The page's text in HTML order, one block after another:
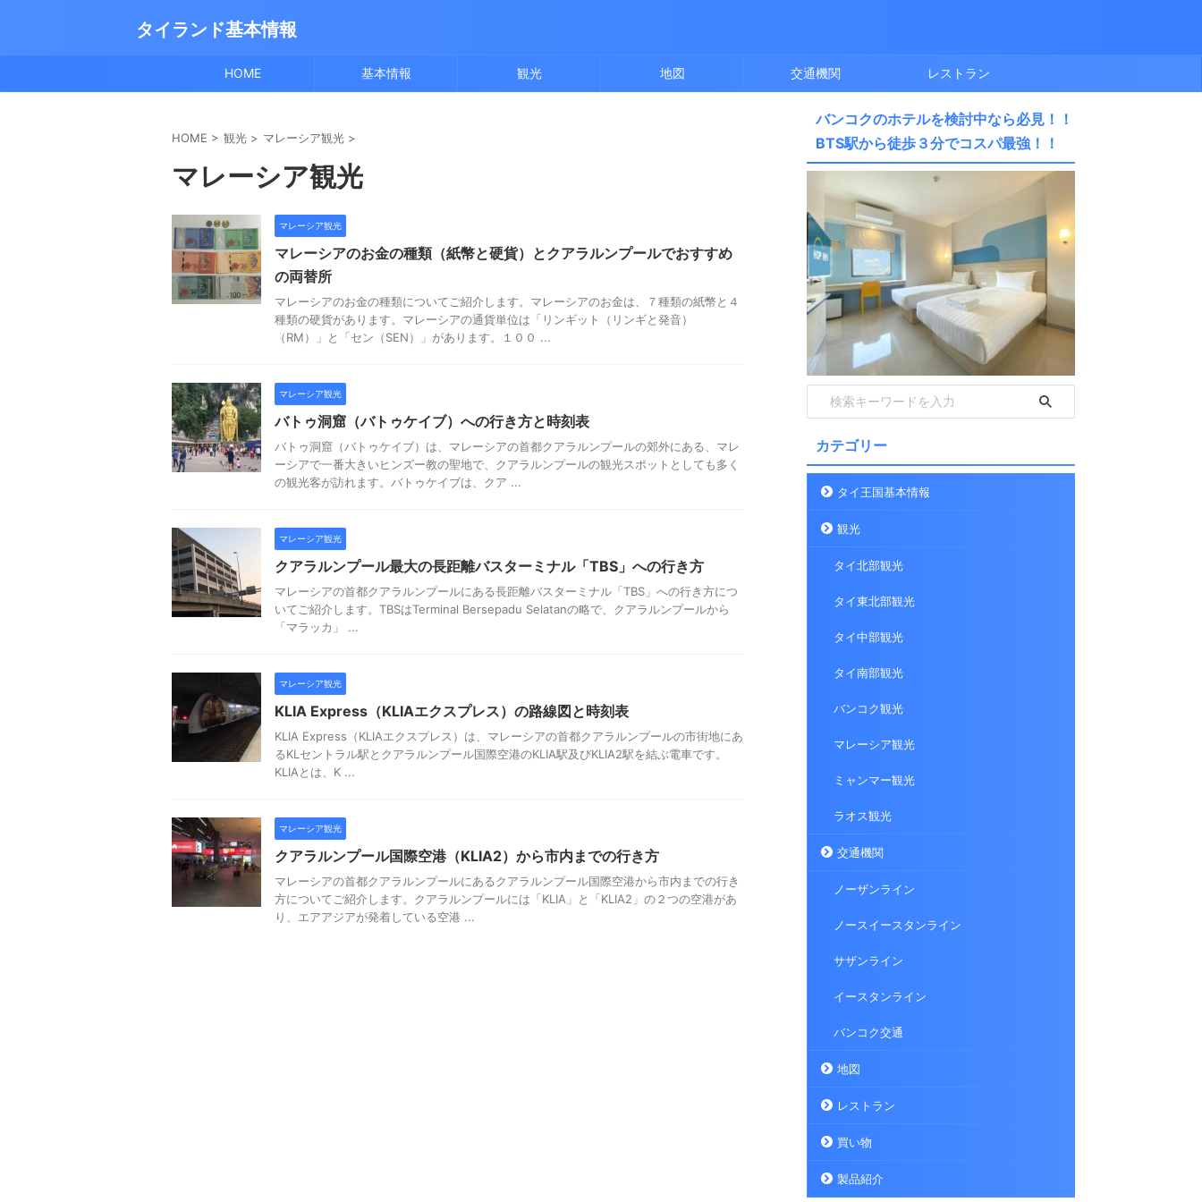
タイランド基本情報
HOME 基本情報 観光 地図 交通機関 レストラン
HOME > 観光 > マレーシア観光 >
マレーシア観光
マレーシア観光
マレーシアのお金の種類（紙幣と硬貨）とクアラルンプールでおすすめ
の両替所
マレーシアのお金の種類についてご紹介します。マレーシアのお金は、７種類の紙幣と４
種類の硬貨があります。マレーシアの通貨単位は「リンギット（リンギと発音）
（RM）」と「セン（SEN）」があります。１００ ...
マレーシア観光
バトゥ洞窟（バトゥケイブ）への行き方と時刻表
バトゥ洞窟（バトゥケイブ）は、マレーシアの首都クアラルンプールの郊外にある、マレ
ーシアで一番大きいヒンズー教の聖地で、クアラルンプールの観光スポットとしても多く
の観光客が訪れます。バトゥケイブは、クア ...
マレーシア観光
クアラルンプール最大の長距離バスターミナル「TBS」への行き方
マレーシアの首都クアラルンプールにある長距離バスターミナル「TBS」への行き方につ
いてご紹介します。TBSはTerminal Bersepadu Selatanの略で、クアラルンプールから
「マラッカ」 ...
マレーシア観光
KLIA Express（KLIAエクスプレス）の路線図と時刻表
KLIA Express（KLIAエクスプレス）は、マレーシアの首都クアラルンプールの市街地にあ
るKLセントラル駅とクアラルンプール国際空港のKLIA駅及びKLIA2駅を結ぶ電車です。
KLIAとは、K ...
マレーシア観光
クアラルンプール国際空港（KLIA2）から市内までの行き方
マレーシアの首都クアラルンプールにあるクアラルンプール国際空港から市内までの行き
方についてご紹介します。クアラルンプールには「KLIA」と「KLIA2」の２つの空港があ
り、エアアジアが発着している空港 ...
バンコクのホテルを検討中なら必見！！
BTS駅から徒歩３分でコスパ最強！！
カテゴリー
タイ王国基本情報
観光
タイ北部観光
タイ東北部観光
タイ中部観光
タイ南部観光
バンコク観光
マレーシア観光
ミャンマー観光
ラオス観光
交通機関
ノーザンライン
ノースイースタンライン
サザンライン
イースタンライン
バンコク交通
地図
レストラン
買い物
製品紹介